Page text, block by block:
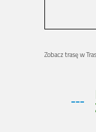
Zobacz trasę w